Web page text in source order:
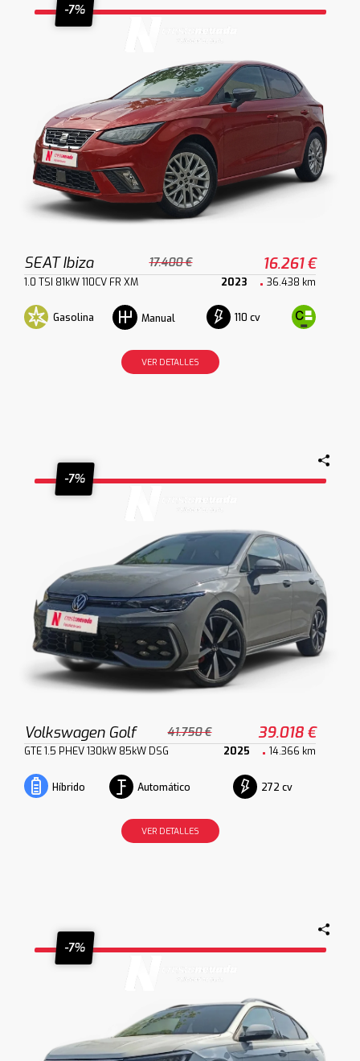
-7%
SEAT Ibiza 17.400 € 16.261 €
1.0 TSI 81kW 110CV FR XM 2023 36.438 km
Gasolina Manual 110 cv
VER DETALLES
-7%
Volkswagen Golf 41.750 € 39.018 €
GTE 1.5 PHEV 130kW 85kW DSG 2025 14.366 km
Híbrido Automático 272 cv
VER DETALLES
-7%